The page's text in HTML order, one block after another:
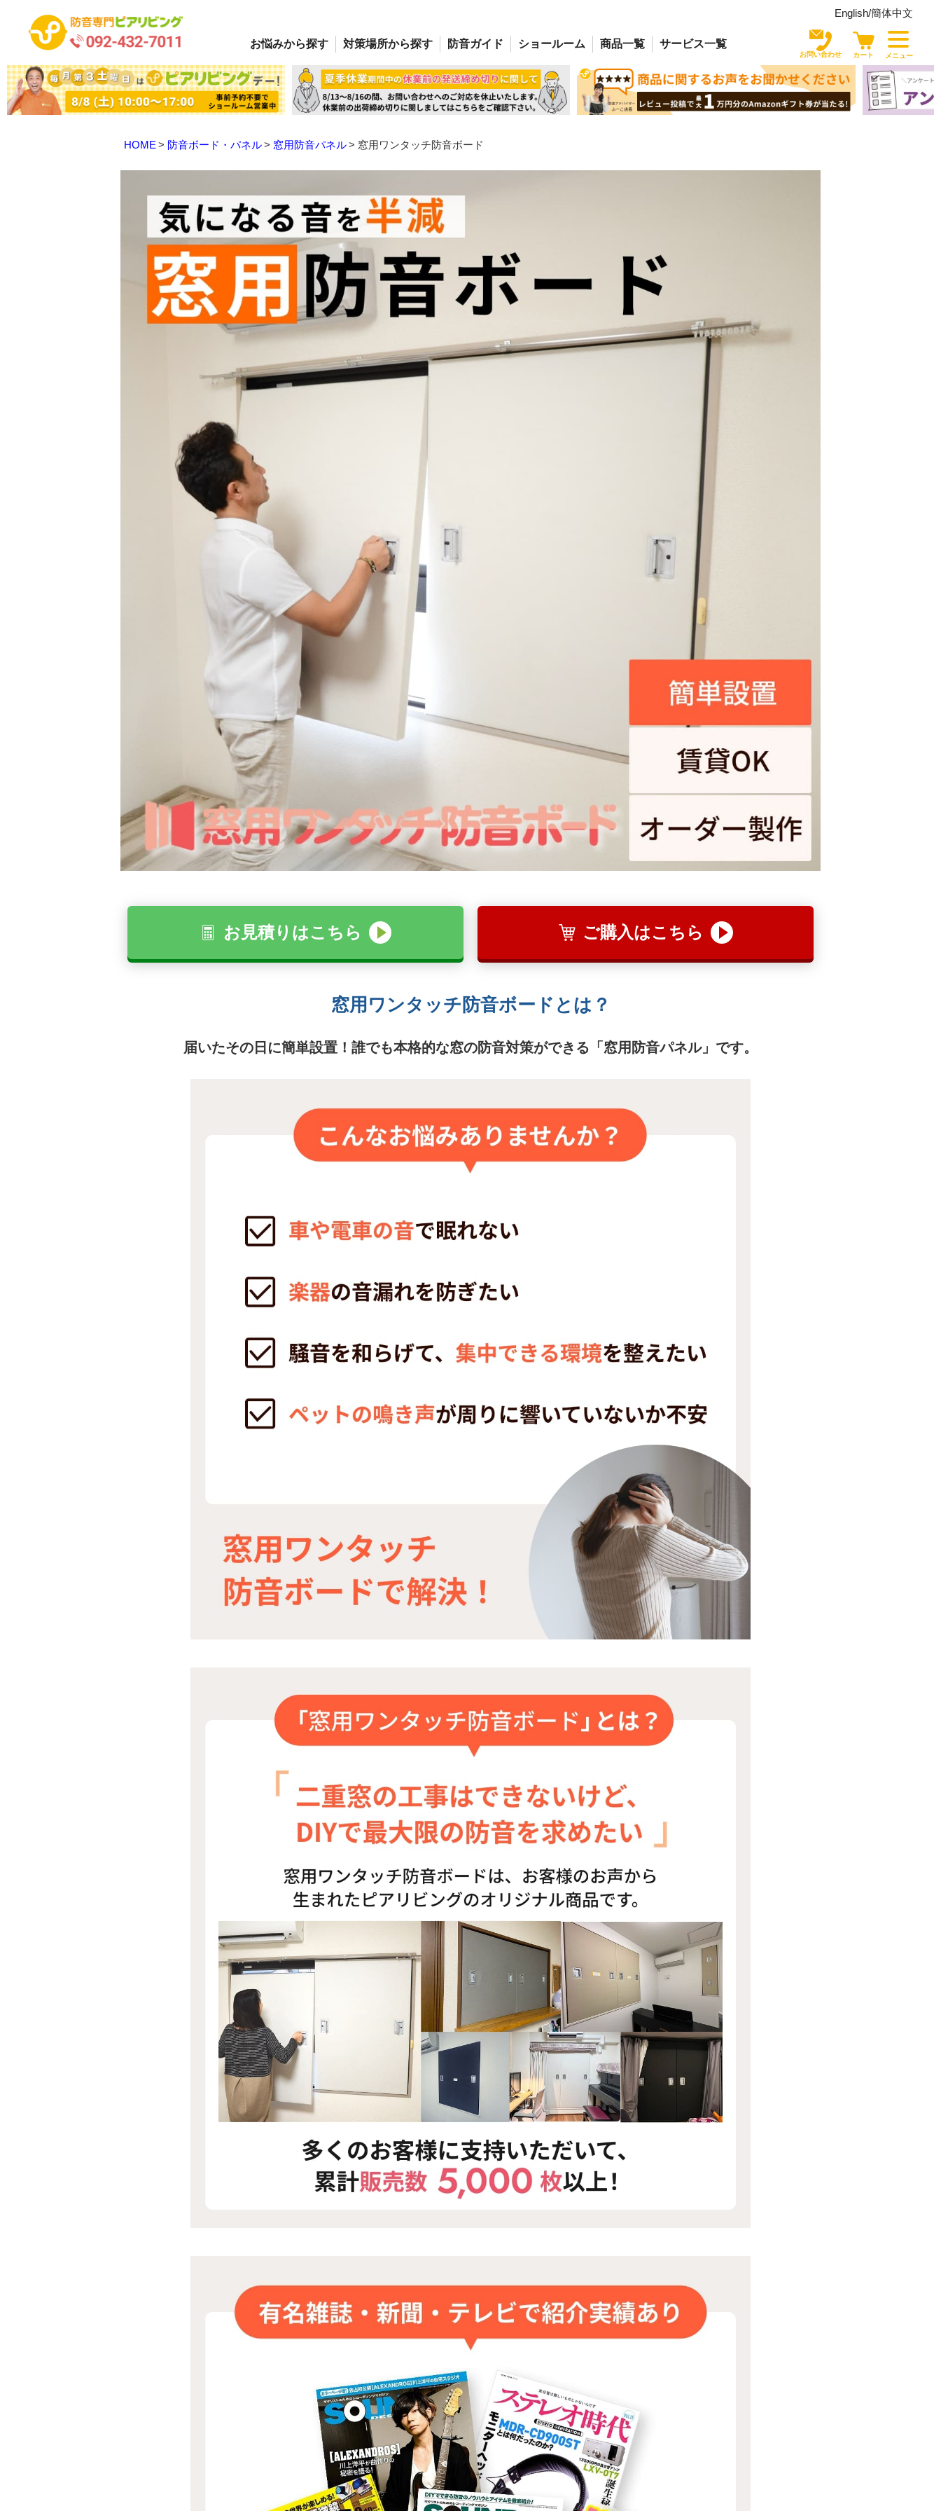
English/簡体中文
お悩みから探す 対策場所から探す 防音ガイド ショールーム 商品一覧 サービス一覧
お問い合わせ カート メニュー
HOME 防音ボード・パネル 窓用防音パネル 窓用ワンタッチ防音ボード
お見積りはこちら ご購入はこちら
窓用ワンタッチ防音ボードとは？
届いたその日に簡単設置！誰でも本格的な窓の防音対策ができる「窓用防音パネル」です。